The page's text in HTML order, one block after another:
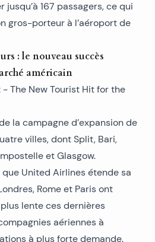
167 passagers, ce qui
gros-porteur à l’aéroport de
: le nouveau succès
américain
la campagne d’expansion de
villes, dont Split, Bari,
et Glasgow.
que United Airlines étende sa
Rome et Paris ont
lente ces dernières
aériennes à
à plus forte demande.